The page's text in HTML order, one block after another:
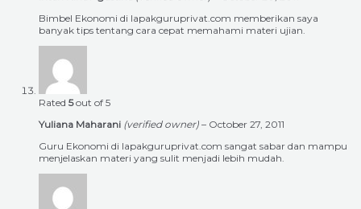
Bimbel Ekonomi di lapakguruprivat.com memberikan saya
banyak tips tentang cara cepat memahami materi ujian.
Rated 5out of 5
Yuliana Maharani (verified owner) – October 27, 2011
Guru Ekonomi di lapakguruprivat.com sangat sabar dan mampu
menjelaskan materi yang sulit menjadi lebih mudah.